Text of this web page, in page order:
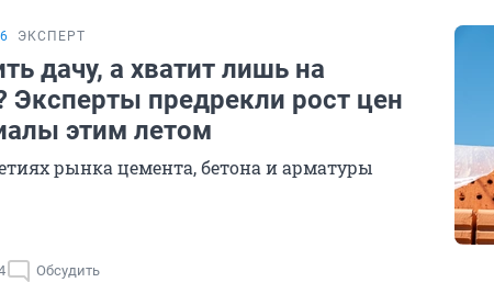
ЭКСПЕРТ
дачу, а хватит лишь на
Эксперты предрекли рост цен
этим летом
рынка цемента, бетона и арматуры
Обсудить